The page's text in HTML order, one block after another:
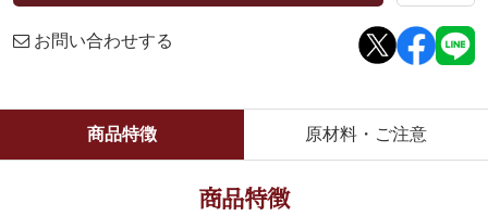
お問い合わせする
商品特徴 原材料・ご注意
商品特徴